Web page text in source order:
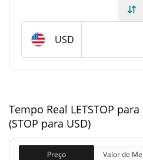
circulação
Fornecimento total
LETSTOP Capitalização de
Capitalização de
mercado
USD
Tempo Real LETSTOP
(STOP para USD)
Preço Valor de